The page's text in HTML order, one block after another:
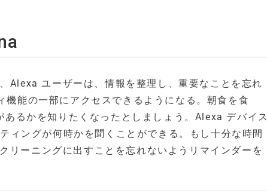
Alexa ユーザーは、情報を整理し、重要なことを忘れ
能の一部にアクセスできるようになる。朝食を食
るかを知りたくなったとしましょう。Alexa デバイス
ングが何時かを聞くことができる。もし十分な時間
ーニングに出すことを忘れないようリマインダーを